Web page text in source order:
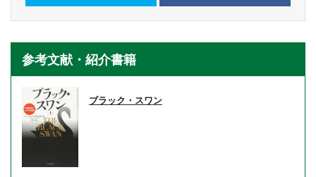
参考文献・紹介書籍
ブラック・スワン